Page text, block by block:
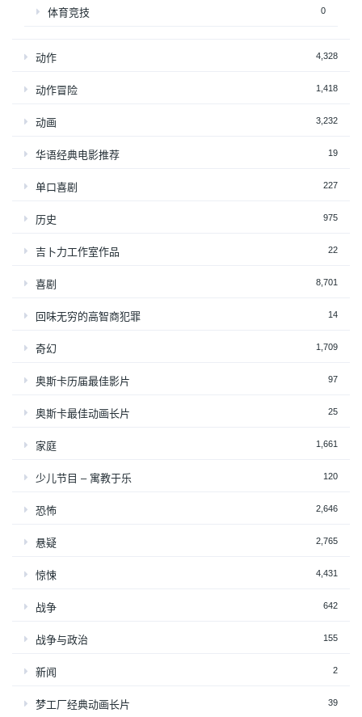
体育竞技 0
动作 4,328
动作冒险 1,418
动画 3,232
华语经典电影推荐 19
单口喜剧 227
历史 975
吉卜力工作室作品 22
喜剧 8,701
回味无穷的高智商犯罪 14
奇幻 1,709
奥斯卡历届最佳影片 97
奥斯卡最佳动画长片 25
家庭 1,661
少儿节目 – 寓教于乐 120
恐怖 2,646
悬疑 2,765
惊悚 4,431
战争 642
战争与政治 155
新闻 2
梦工厂经典动画长片 39